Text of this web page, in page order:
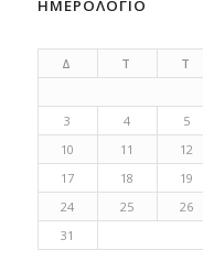
ΗΜΕΡΟΛΟΓΙΟ
Δ Τ Τ
3
4 5
10
11 12
17
18 19
24
25 26
31